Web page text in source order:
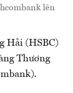
lên
Hải (HSBC)
Thương